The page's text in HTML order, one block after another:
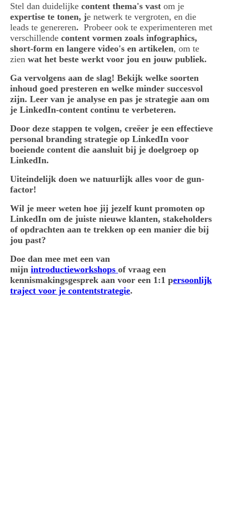
Stel dan duidelijke content thema's vast om je
expertise te tonen, je netwerk te vergroten, en die
leads te genereren. Probeer ook te experimenteren met
verschillende content vormen zoals infographics,
short-form en langere video's en artikelen, om te
zien wat het beste werkt voor jou en jouw publiek.
Ga vervolgens aan de slag! Bekijk welke soorten
inhoud goed presteren en welke minder succesvol
zijn. Leer van je analyse en pas je strategie aan om
je LinkedIn-content continu te verbeteren.
Door deze stappen te volgen, creëer je een effectieve
personal branding strategie op LinkedIn voor
boeiende content die aansluit bij je doelgroep op
LinkedIn.
Uiteindelijk doen we natuurlijk alles voor de gun-
factor!
Wil je meer weten hoe jij jezelf kunt promoten op
LinkedIn om de juiste nieuwe klanten, stakeholders
of opdrachten aan te trekken op een manier die bij
jou past?
Doe dan mee met een van
mijn introductieworkshops of vraag een
kennismakingsgesprek aan voor een 1:1 persoonlijk
traject voor je contentstrategie.